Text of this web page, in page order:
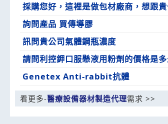
採購您好，這裡是做包材廠商，想跟
詢問產品 買傳導膠
訊問貴公司氣體鋼瓶濃度
請問利控鉀口服懸液用粉劑的價格是
Genetex Anti-rabbit抗體
看更多-醫療設備器材製造代理需求 >>